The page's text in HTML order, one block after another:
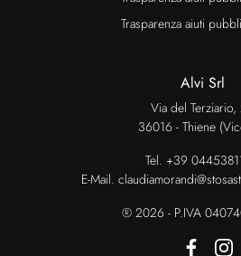
Trasparenza aiuti
Alvi Srl
Via del Terziario,
36016 - Thiene
Tel. +39
E-Mail.
® 2026 - P.IVA